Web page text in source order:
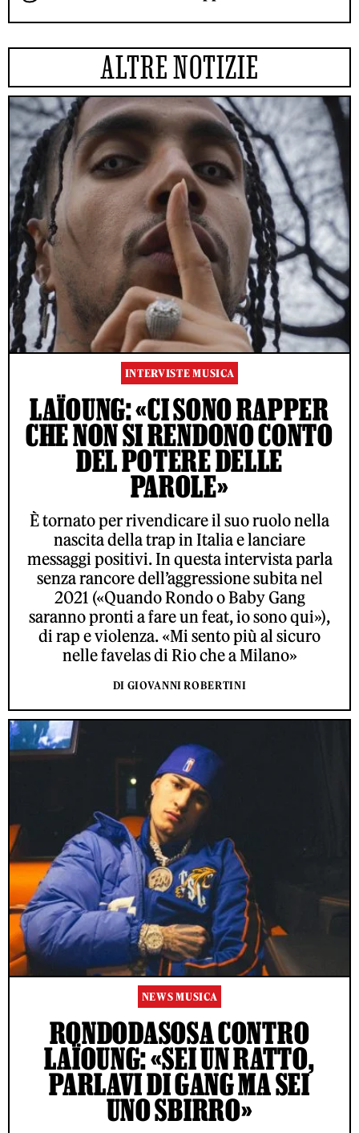
ALTRE NOTIZIE
INTERVISTE MUSICA
LAÏOUNG: «CI SONO RAPPER
CHE NON SI RENDONO CONTO
DEL POTERE DELLE
PAROLE»
È tornato per rivendicare il suo ruolo nella
nascita della trap in Italia e lanciare
messaggi positivi. In questa intervista parla
senza rancore dell’aggressione subita nel
2021 («Quando Rondo o Baby Gang
saranno pronti a fare un feat, io sono qui»),
di rap e violenza. «Mi sento più al sicuro
nelle favelas di Rio che a Milano»
DI GIOVANNI ROBERTINI
NEWS MUSICA
RONDODASOSA CONTRO
LAÏOUNG: «SEI UN RATTO,
PARLAVI DI GANG MA SEI
UNO SBIRRO»